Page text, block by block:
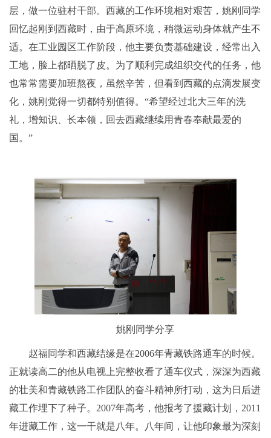
层，做一位驻村干部。西藏的工作环境相对艰苦，姚刚同学
回忆起刚到西藏时，由于高原环境，稍微运动身体就产生不
适。在工业园区工作阶段，他主要负责基础建设，经常出入
工地，脸上都晒脱了皮。为了顺利完成组织交代的任务，他
也常常需要加班熬夜，虽然辛苦，但看到西藏的点滴发展变
化，姚刚觉得一切都特别值得。“希望经过北大三年的洗
礼，增知识、长本领，回去西藏继续用青春奉献最爱的
国。”
姚刚同学分享
赵福同学和西藏结缘是在2006年青藏铁路通车的时候。
正就读高二的他从电视上完整收看了通车仪式，深深为西藏
的壮美和青藏铁路工作团队的奋斗精神所打动，这为日后进
藏工作埋下了种子。2007年高考，他报考了援藏计划，2011
年进藏工作，这一干就是八年。八年间，让他印象最为深刻